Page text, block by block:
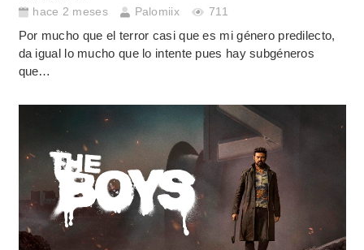
hace 2 meses Palomiix 711
Por mucho que el terror casi que es mi género predilecto,
da igual lo mucho que lo intente pues hay subgéneros
que…